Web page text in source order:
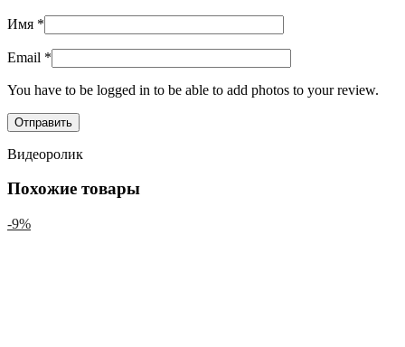
Имя *
Email *
You have to be logged in to be able to add photos to your review.
Видеоролик
Похожие товары
-9%